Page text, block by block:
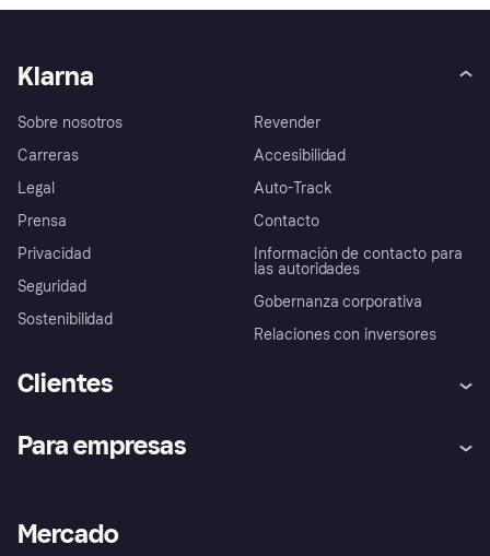
Klarna
Sobre nosotros
Carreras
Legal
Prensa
Privacidad
Seguridad
Sostenibilidad
Revender
Accesibilidad
Auto-Track
Contacto
Información de contacto para
las autoridades
Gobernanza corporativa
Relaciones con inversores
Clientes
Inicio de sesión
Directorio de tiendas
Para empresas
Acceso empresas
Mercado